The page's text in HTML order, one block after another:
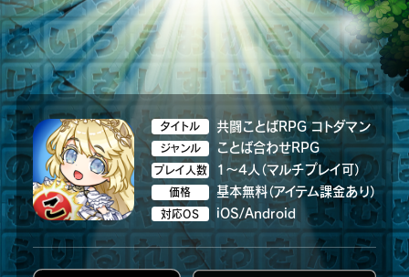
タイトル 共闘ことばRPG コトダマン
ジャンル ことば合わせRPG
プレイ人数 1～4人（マルチプレイ可）
価格 基本無料（アイテム課金あり）
対応OS iOS/Android